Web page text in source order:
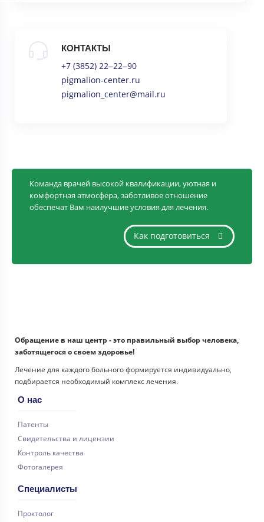
КОНТАКТЫ
+7 (3852) 22‒22‒90
pigmalion-center.ru
pigmalion_center@mail.ru
Команда врачей высокой квалификации, уютная и
комфортная атмосфера, заботливое отношение
обеспечат Вам наилучшие условия для лечения.
Как подготовиться
Обращение в наш центр - это правильный выбор человека,
заботящегося о своем здоровье!
Лечение для каждого больного формируется индивидуально,
подбирается необходимый комплекс лечения.
О нас
Патенты
Свидетельства и лицензии
Контроль качества
Фотогалерея
Специалисты
Проктолог